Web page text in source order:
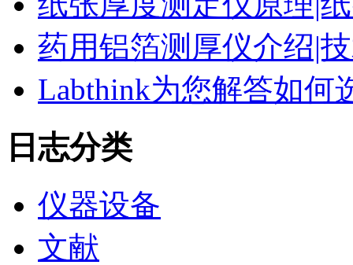
药用铝箔测厚仪介绍|
Labthink为您解答如何
日志分类
仪器设备
文献